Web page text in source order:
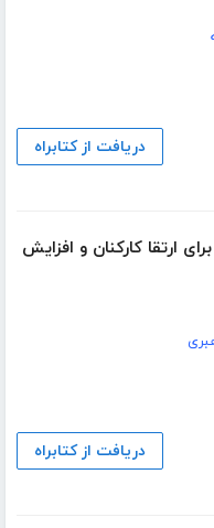
دریافت از کتابراه
ارتقا کارکنان و افزایش
دریافت از کتابراه